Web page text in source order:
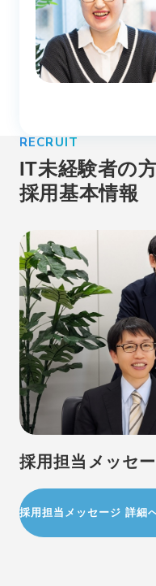
RECRUIT
IT未経験者の
採用基本情報
採用担当メッセ
採用担当メッセージ 詳細